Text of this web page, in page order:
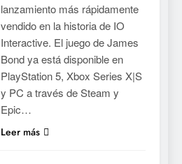
lanzamiento más rápidamente
vendido en la historia de IO
Interactive. El juego de James
Bond ya está disponible en
PlayStation 5, Xbox Series X|S
y PC a través de Steam y
Epic…
Leer más